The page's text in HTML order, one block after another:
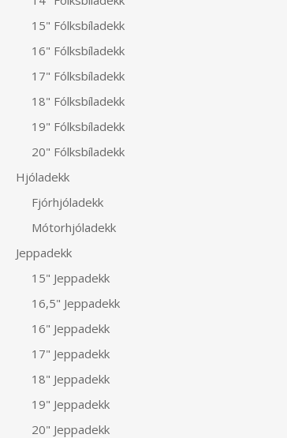
15" Fólksbíladekk
16" Fólksbíladekk
17" Fólksbíladekk
18" Fólksbíladekk
19" Fólksbíladekk
20" Fólksbíladekk
Hjóladekk
Fjórhjóladekk
Mótorhjóladekk
Jeppadekk
15" Jeppadekk
16,5" Jeppadekk
16" Jeppadekk
17" Jeppadekk
18" Jeppadekk
19" Jeppadekk
20" Jeppadekk